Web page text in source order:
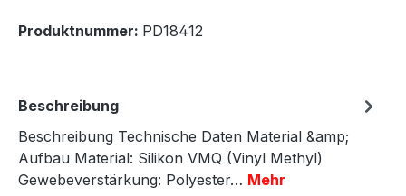
Produktnummer: PD18412
Beschreibung
Beschreibung Technische Daten Material &amp;
Aufbau Material: Silikon VMQ (Vinyl Methyl)
Gewebeverstärkung: Polyester… Mehr